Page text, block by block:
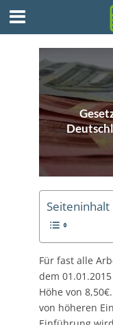
Seiteninhalt
Für fast alle
dem
Höhe von
von höheren